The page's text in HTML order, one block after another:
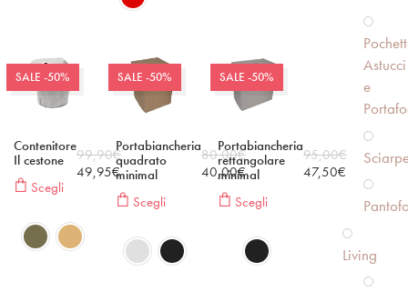
SALE -50%
Contenitore
Il cestone
Scegli
99,90€
49,95€
SALE -50%
Portabiancheria
quadrato
minimal
Scegli
80,00€
40,00€
SALE -50%
Portabiancheria
rettangolare
minimal
Scegli
95,00€
47,50€
Astucci
e
Living